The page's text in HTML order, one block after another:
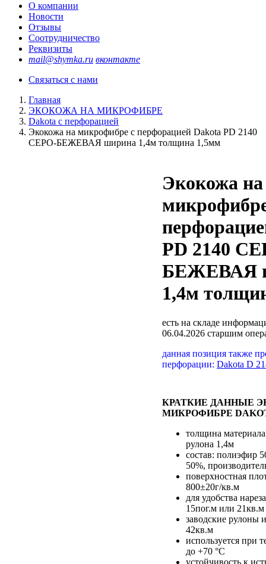
О компании
Новости
Отзывы
Соотрудничество
Реквизиты
mail@shymka.ru вконтакте
Связаться с нами
Главная
ЭКОКОЖА НА МИКРОФИБРЕ
Dakota с перфорацией
Экокожа на микрофибре с перфорацией Dakota PD 2140
CЕРО-БЕЖЕВАЯ ширина 1,4м толщина 1,5мм
Экокожа на
PD 2140
БЕЖЕВАЯ
1,4м
есть на складе
06.04.2026 старшим
данная позиция также
перфорации: Dakota D
КРАТКИЕ ДАННЫЕ
МИКРОФИБРЕ
толщина
рулона 1,4м
состав: полиэфир
50%,
поверхностная
800±20г/кв.м
для удобства
15пог.м или 21кв.м
заводские рулоны
42кв.м
используется при
до +70 °С
устойчивость к